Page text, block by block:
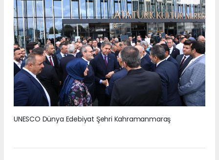
UNESCO Dünya Edebiyat Şehri Kahramanmaraş